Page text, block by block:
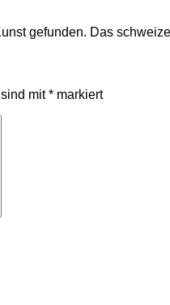
gefunden. Das
mit* markiert